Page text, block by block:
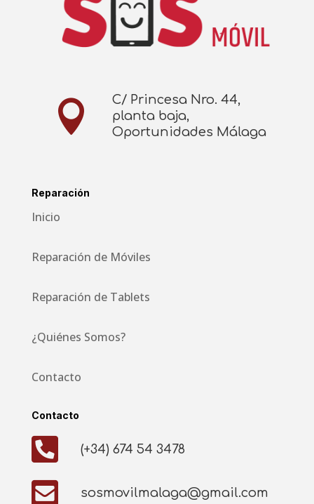

C/ Princesa Nro. 44,
planta baja,
Oportunidades Málaga
Reparación
Inicio
Reparación de Móviles
Reparación de Tablets
¿Quiénes Somos?
Contacto
Contacto
 (+34) 674 54 3478
 sosmovilmalaga@gmail.com